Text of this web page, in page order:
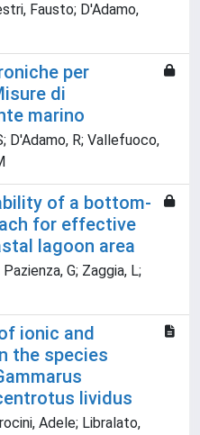
Fausto; D'Adamo,
per
di
marino
D'Adamo, R; Vallefuoco,
of a bottom-
for effective
lagoon area
G; Zaggia, L;
ionic and
the species
lividus
Adele; Libralato,